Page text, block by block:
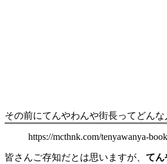
その前にてんやわんや街長ってどんな
https://mcthnk.com/tenyawanya-
皆さんご存知だとは思いますが、 てん